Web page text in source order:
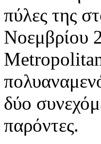
πύλες της
Νοεμβρίου
δύο
παρόντες.